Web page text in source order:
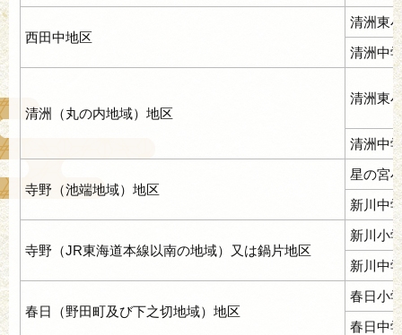
西田中地区
清洲東
清洲中
清洲（丸の内地域）地区
清洲東
清洲中
寺野（池端地域）地区
星の宮
新川中
寺野（JR東海道本線以南の地域）又は鍋片地区
新川小
新川中
春日（野田町及び下之切地域）地区
春日小
春日中